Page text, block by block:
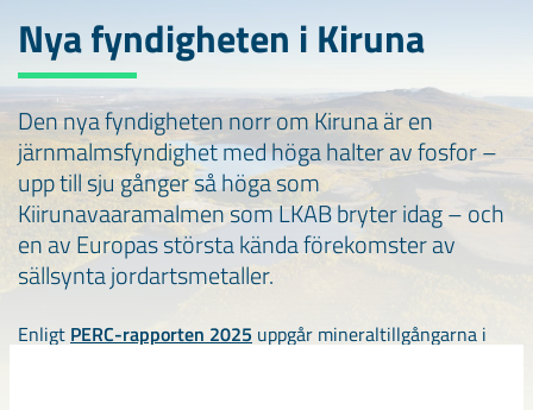
Nya fyndigheten i Kiruna
Den nya fyndigheten norr om Kiruna är en
järnmalmsfyndighet med höga halter av fosfor –
upp till sju gånger så höga som
Kiirunavaaramalmen som LKAB bryter idag – och
en av Europas största kända förekomster av
sällsynta jordartsmetaller.
Enligt PERC-rapporten 2025 uppgår mineraltillgångarna i